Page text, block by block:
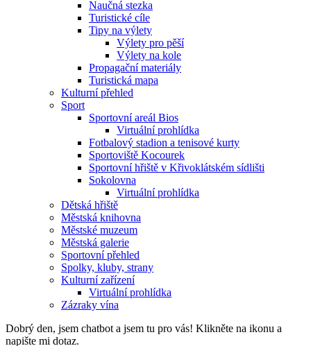
Naučná stezka
Turistické cíle
Tipy na výlety
Výlety pro pěší
Výlety na kole
Propagační materiály
Turistická mapa
Kulturní přehled
Sport
Sportovní areál Bios
Virtuální prohlídka
Fotbalový stadion a tenisové kurty
Sportoviště Kocourek
Sportovní hřiště v Křivoklátském sídlišti
Sokolovna
Virtuální prohlídka
Dětská hřiště
Městská knihovna
Městské muzeum
Městská galerie
Sportovní přehled
Spolky, kluby, strany
Kulturní zařízení
Virtuální prohlídka
Zázraky vína
Dobrý den, jsem chatbot a jsem tu pro vás! Klikněte na ikonu a
napište mi dotaz.